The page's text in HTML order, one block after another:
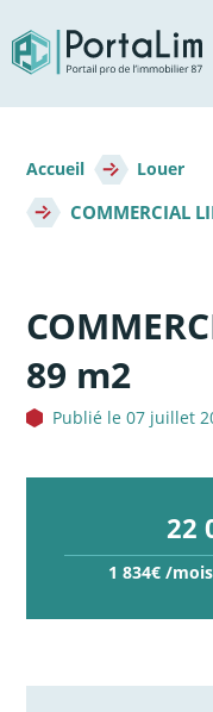
directement
au
contenu
d'Ariane
Accueil Louer
COMMERCIAL
89 m2
Publié le 07 juillet
22
1 834€ /